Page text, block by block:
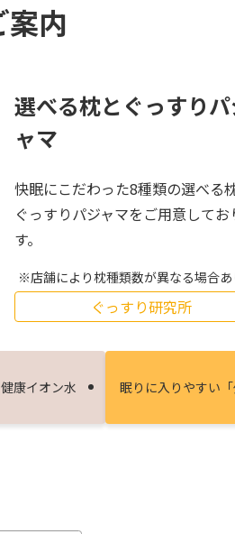
内
選べる枕とぐっすり
ャマ
快眠にこだわった8種類の選べる枕
ぐっすりパジャマをご用意してお
す。
店舗により枕種類数が異なる場合あ
ぐっすり研究所
康イオン⽔ 眠りに⼊りやすい